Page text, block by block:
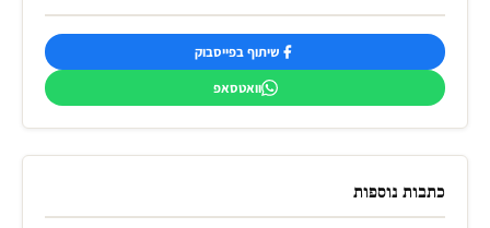
שיתוף בפייסבוק
וואטסאפ
כתבות נוספות